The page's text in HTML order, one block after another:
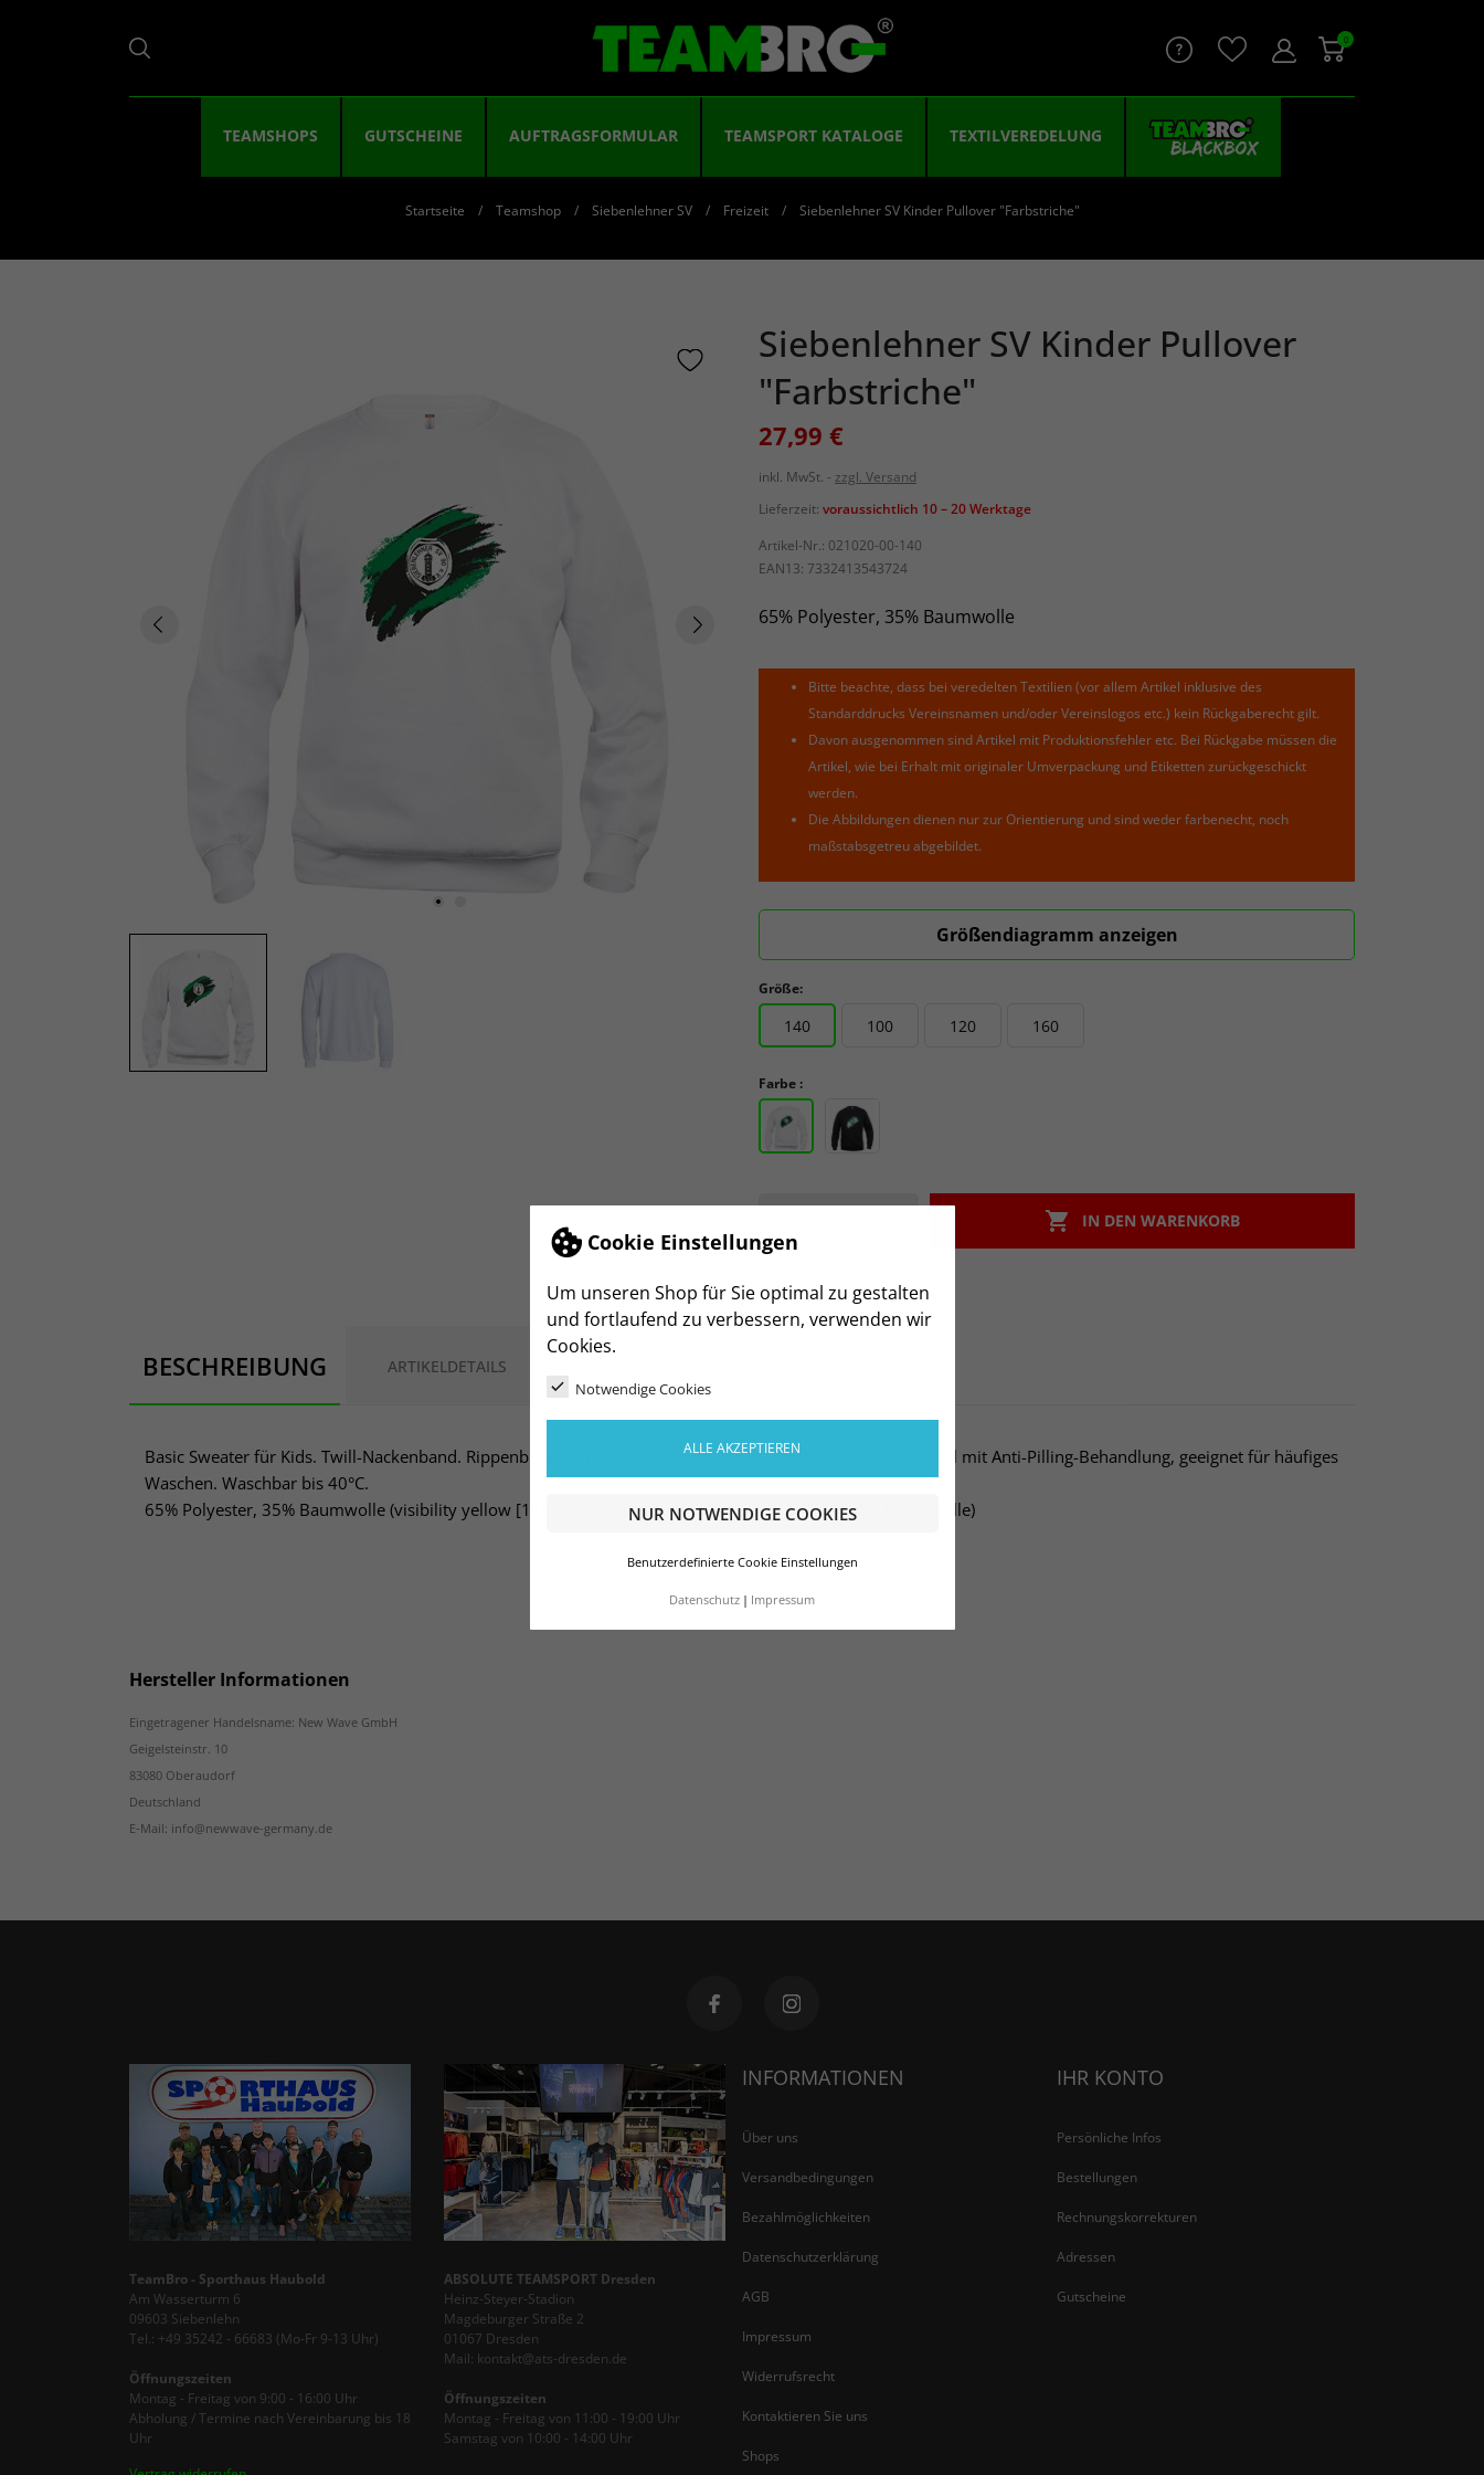
Cookie Einstellungen
Um unseren Shop für Sie optimal zu gestalten
und fortlaufend zu verbessern, verwenden wir
Cookies.
Notwendige Cookies
ALLE AKZEPTIEREN
NUR NOTWENDIGE COOKIES
Benutzerdefinierte Cookie Einstellungen
Datenschutz Impressum
0
TEAMSHOPS GUTSCHEINE AUFTRAGSFORMULAR TEAMSPORT KATALOGE TEXTILVEREDELUNG
Startseite Teamshop Siebenlehner SV Freizeit Siebenlehner SV Kinder Pullover "Farbstriche"
Siebenlehner SV Kinder Pullover
"Farbstriche"
27,99 €
inkl. MwSt.
zzgl. Versand
Lieferzeit: voraussichtlich 10 – 20 Werktage
Artikel-Nr.: 021020-00-140
EAN13: 7332413543724
65% Polyester, 35% Baumwolle
Bitte beachte, dass bei veredelten Textilien (vor allem Artikel inklusive des
Standarddrucks Vereinsnamen und/oder Vereinslogos etc.) kein Rückgaberecht gilt.
Davon ausgenommen sind Artikel mit Produktionsfehler etc. Bei Rückgabe müssen die
Artikel, wie bei Erhalt mit originaler Umverpackung und Etiketten zurückgeschickt
werden.
Die Abbildungen dienen nur zur Orientierung und sind weder farbenecht, noch
maßstabsgetreu abgebildet.
Größendiagramm anzeigen
Größe:
140 100 120 160
Farbe :
 IN DEN WARENKORB
BESCHREIBUNG ARTIKELDETAILS
Basic Sweater für Kids. Twill-Nackenband. Rippenbündchen an den Ärmeln und am Bund. Weiches Material mit Anti-Pilling-Behandlung, geeignet für häufiges
Waschen. Waschbar bis 40°C.
65% Polyester, 35% Baumwolle (visibility yellow [11], visibility orange [170]: 85% Polyester, 15% Baumwolle)
Hersteller Informationen
Eingetragener Handelsname: New Wave GmbH
Geigelsteinstr. 10
83080 Oberaudorf
Deutschland
E-Mail: info@newwave-germany.de
TeamBro - Sporthaus Haubold
Am Wasserturm 6
09603 Siebenlehn
Tel.: +49 35242 - 66683 (Mo-Fr 9-13 Uhr)
Öffnungszeiten
Montag - Freitag von 9:00 - 16:00 Uhr
Abholung / Termine nach Vereinbarung bis 18
Uhr
ABSOLUTE TEAMSPORT Dresden
Heinz-Steyer-Stadion
Magdeburger Straße 2
01067 Dresden
Mail: kontakt@ats-dresden.de
Öffnungszeiten
Montag - Freitag von 11:00 - 19:00 Uhr
Samstag von 10:00 - 14:00 Uhr
INFORMATIONEN
Über uns
Versandbedingungen
Bezahlmöglichkeiten
Datenschutzerklärung
AGB
Impressum
Widerrufsrecht
Kontaktieren Sie uns
Shops
IHR KONTO
Persönliche Infos
Bestellungen
Rechnungskorrekturen
Adressen
Gutscheine